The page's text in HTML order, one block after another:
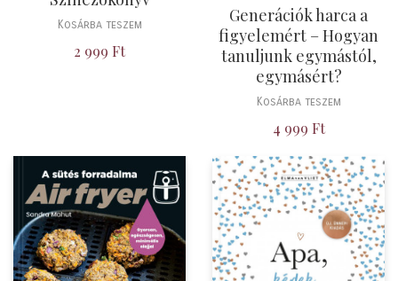
Kosárba teszem
2 999 Ft
Generációk harca a
figyelemért – Hogyan
tanuljunk egymástól,
egymásért?
Kosárba teszem
4 999 Ft